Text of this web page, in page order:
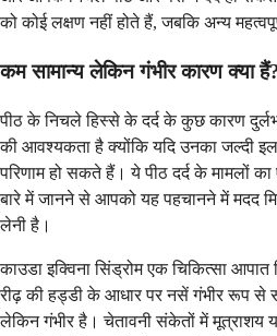
को कोई लक्षण नहीं होते हैं, जबकि अन्य
कम सामान्य लेकिन गंभीर कारण क्या
पीठ के निचले हिस्से के दर्द के कुछ कारण
की आवश्यकता है क्योंकि यदि उनका जल्दी
परिणाम हो सकते हैं। ये पीठ दर्द के मामलों
बारे में जानने से आपको यह पहचानने में मदद
लेनी है।
काउडा इक्विना सिंड्रोम एक चिकित्सा
रीढ़ की हड्डी के आधार पर नसें गंभीर रूप से
लेकिन गंभीर है। चेतावनी संकेतों में मूत्राशय